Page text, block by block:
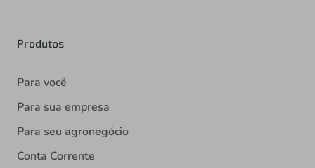
Produtos
Para você
Para sua empresa
Para seu agronegócio
Conta Corrente